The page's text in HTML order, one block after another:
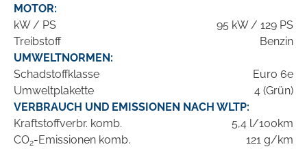
MOTOR:
kW / PS
95 kW / 129 PS
Treibstoff
Benzin
UMWELTNORMEN:
Schadstoffklasse
Euro 6e
Umweltplakette
4 (Grün)
VERBRAUCH UND EMISSIONEN NACH WLTP:
Kraftstoffverbr. komb.
5,4 l/100km
CO2-Emissionen komb.
121 g/km